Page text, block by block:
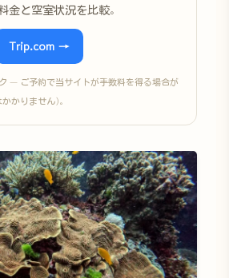
金と空室状況を比較。
Trip.com →
— ご予約で当サイトが手数料を得る場合が
かりません)。